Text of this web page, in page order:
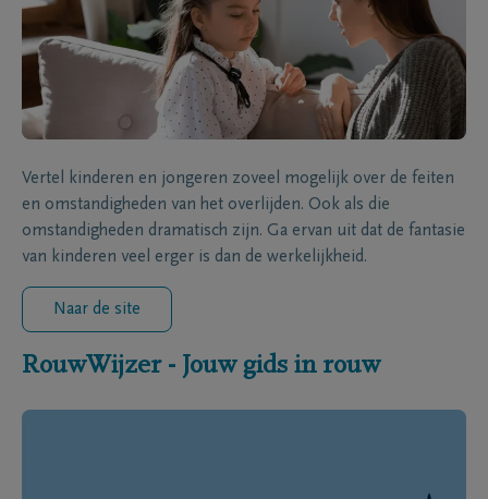
Vertel kinderen en jongeren zoveel mogelijk over de feiten
en omstandigheden van het overlijden. Ook als die
omstandigheden dramatisch zijn. Ga ervan uit dat de fantasie
van kinderen veel erger is dan de werkelijkheid.
Naar de site
RouwWijzer - Jouw gids in rouw